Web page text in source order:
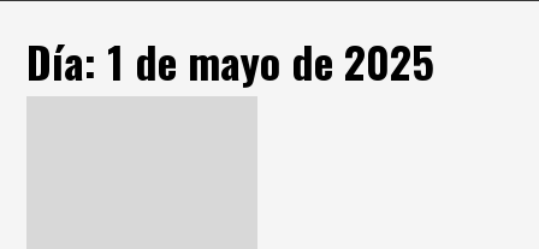
Día: 1 de mayo de 2025